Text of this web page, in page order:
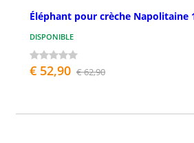
Éléphant pour crèche Napolitaine
DISPONIBLE
€ 52,90 € 62,90